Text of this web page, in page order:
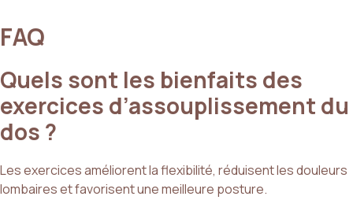
FAQ
Quels sont les bienfaits des
exercices d’assouplissement du
dos ?
Les exercices améliorent la flexibilité, réduisent les douleurs
lombaires et favorisent une meilleure posture.